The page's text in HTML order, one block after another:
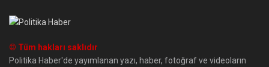
© Tüm hakları saklıdır
Politika Haber'de yayımlanan yazı, haber, fotoğraf ve videoların